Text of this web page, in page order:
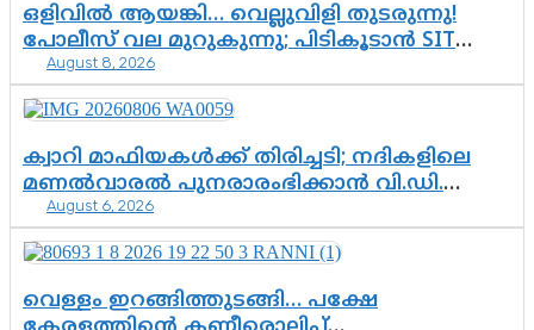
ഒളിവിൽ ആയങ്കി… വെല്ലുവിളി തുടരുന്നു!
പോലീസ് വല മുറുകുന്നു; പിടികൂടാൻ SIT
രംഗത്ത്. ഇനി ചോദ്യം ആയങ്കി എവിടെ
എന്നത് മാത്രം അല്ല—ആയങ്കി
കസ്റ്റഡിയിലായാൽ പുറത്തുവരുക
എന്തൊക്കെ വിവരങ്ങൾ?”
August 8, 2026
ക്വാറി മാഫിയകൾക്ക് തിരിച്ചടി; നദികളിലെ
മണൽവാരൽ പുനരാരംഭിക്കാൻ വി.ഡി.
സർക്കാർ തീരുമാനം
August 6, 2026
വെള്ളം ഇറങ്ങിത്തുടങ്ങി… പക്ഷേ